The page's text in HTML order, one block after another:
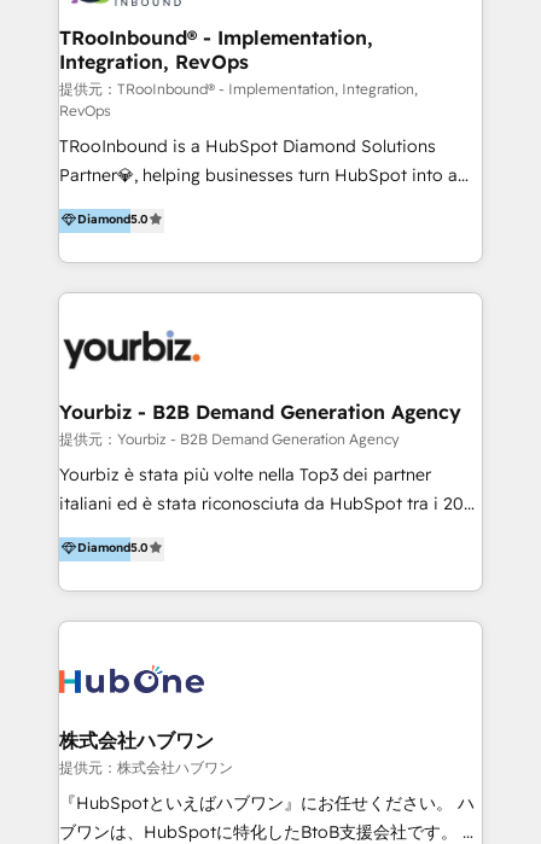
Asegurar resultados medibles Nos especializamos
en bancos, seguros, e-commerce, Desarrolladores
Inmobiliarios y Empresas Distribuidoras de
Productos
TRooInbound® - Implementation,
Integration, RevOps
提供元：TRooInbound® - Implementation, Integration,
RevOps
TRooInbound is a HubSpot Diamond Solutions
Partner💎, helping businesses turn HubSpot into a
scalable growth engine. We work with startups, mid-
market, and enterprise teams to maximize
HubSpot’s full potential through: 💎HubSpot Audits,
Management & Optimization 💎RevOps-powered
Brand Development, Growth Strategy, AI SEO &
Integrations 💎Go-To-Market (GTM) Strategies &
Account-Based Marketing 💎CMS Development &
Conversion-Focused Websites With a 5.0⭐average
rating and 140+ verified client reviews on the
businesses globally for consistent delivery and high
client satisfaction. With deep HubSpot expertise and
your business with a proven and reliable HubSpot
Diamond Partner? 👉Connect with TRooInbound
today (https://www.trooinbound.com/contact-us)
Diamond5.0
Yourbiz - B2B Demand Generation Agency
提供元：Yourbiz - B2B Demand Generation Agency
Yourbiz è stata più volte nella Top3 dei partner
italiani ed è stata riconosciuta da HubSpot tra i 20
migliori partner EMEA per la gestione del cliente.
Stiamo accompagnando oltre 100 aziende nella
digitalizzazione e ottimizzazione dei processi di
marketing e vendita. Il nostro metodo DAM è stato
mappatura dei canali di acquisizione dei contatti e
HubSpot come fornitore ufficiale per le integrazioni
tra il CRM e altri sistemi aziendali, tra cui SAP,
AS400, TeamSystem. HubSpot ci ha riconosciuto
come formatori ufficiali per l'adozione del CRM in
Diamond5.0
株式会社ハブワン
提供元：株式会社ハブワン
『HubSpotといえばハブワン』にお任せください。 ハ
ブワンは、HubSpotに特化したBtoB支援会社です。 ノ